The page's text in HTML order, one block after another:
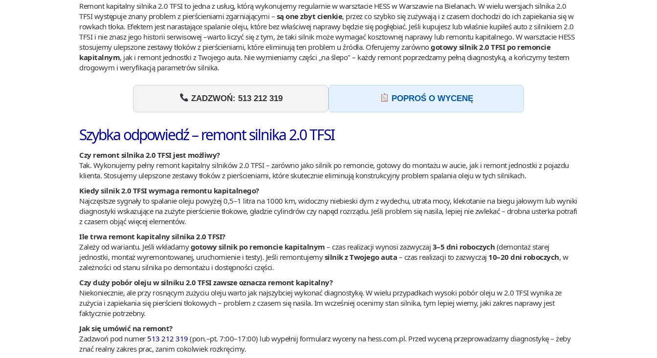
Remont kapitalny silnika 2.0 TFSI to jedna z usług, którą wykonujemy regularnie w warsztacie HESS w Warszawie na Bielanach. W wielu wersjach silnika 2.0
TFSI występuje znany problem z pierścieniami zgarniającymi – są one zbyt cienkie, przez co szybko się zużywają i z czasem dochodzi do ich zapiekania się w
rowkach tłoka. Efektem jest narastające spalanie oleju, które bez właściwej naprawy będzie się pogłębiać. Jeśli kupujesz lub właśnie kupiłeś auto z silnikiem 2.0
TFSI i nie znasz jego historii serwisowej –warto liczyć się z tym, że taki silnik może wymagać kosztownej naprawy lub remontu kapitalnego. W warsztacie HESS
stosujemy ulepszone zestawy tłoków z pierścieniami, które eliminują ten problem u źródła. Oferujemy zarównogotowy silnik 2.0 TFSI po remoncie
kapitalnym, jak i remont jednostki z Twojego auta. Nie wymieniamy części „na ślepo" – każdy remont poprzedzamy pełną diagnostyką, a kończymy testem
drogowym i weryfikacją parametrów silnika.
ZADZWOŃ: 513 212 319 POPROŚ O WYCENĘ
Szybka odpowiedź – remont silnika 2.0 TFSI
Czy remont silnika 2.0 TFSI jest możliwy?
Tak. Wykonujemy pełny remont kapitalny silników 2.0 TFSI – zarówno jako silnik po remoncie, gotowy do montażu w aucie, jak i remont jednostki z pojazdu
klienta. Stosujemy ulepszone zestawy tłoków z pierścieniami, które skutecznie eliminują konstrukcyjny problem spalania oleju w tych silnikach.
Kiedy silnik 2.0 TFSI wymaga remontu kapitalnego?
Najczęstsze sygnały to spalanie oleju powyżej 0,5–1 litra na 1000 km, widoczny niebieski dym z wydechu, utrata mocy, klekotanie na biegu jałowym lub wyniki
diagnostyki wskazujące na zużyte pierścienie tłokowe, gładzie cylindrów czy napęd rozrządu. Jeśli problem się nasila, lepiej nie zwlekać – drobna usterka potrafi
z czasem objąć więcej elementów.
Ile trwa remont kapitalny silnika 2.0 TFSI?
Zależy od wariantu. Jeśli wkładamygotowy silnik po remoncie kapitalnym – czas realizacji wynosi zazwyczaj 3–5 dni roboczych (demontaż starej
jednostki, montaż wyremontowanej, uruchomienie i testy). Jeśli remontujemysilnik z Twojego auta – czas realizacji to zazwyczaj 10–20 dni roboczych, w
zależności od stanu silnika po demontażu i dostępności części.
Czy duży pobór oleju w silniku 2.0 TFSI zawsze oznacza remont kapitalny?
Niekoniecznie, ale przy rosnącym zużyciu oleju warto jak najszybciej wykonać diagnostykę. W wielu przypadkach wysoki pobór oleju w 2.0 TFSI wynika ze
zużycia i zapiekania się pierścieni tłokowych – problem z czasem się nasila. Im wcześniej ocenimy stan silnika, tym lepiej wiemy, jaki zakres naprawy jest
faktycznie potrzebny.
Jak się umówić na remont?
Zadzwoń pod numer 513 212 319 (pon.–pt. 7:00–17:00) lub wypełnij formularz wyceny na hess.com.pl. Przed wyceną przeprowadzamy diagnostykę – żeby
znać realny zakres prac, zanim cokolwiek rozkręcimy.